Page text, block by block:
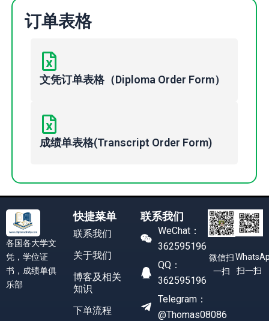
订单表格
文凭订单表格（Diploma Order Form）
成绩单表格(Transcript Order Form)
各国各大学文
凭，学位证
书，成绩单俱
乐部
快捷菜单
联系我们
关于我们
博客及相关
知识
下单流程
联系我们
WeChat：
362595196
QQ：
362595196
Telegram：
@Thomas08086
微信扫
一扫
扫一扫